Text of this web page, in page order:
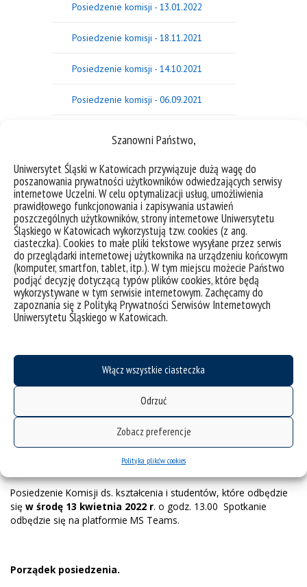
Szanowni Państwo,
Uniwersytet Śląski w Katowicach przywiązuje dużą wagę do
poszanowania prywatności użytkowników odwiedzających serwisy
internetowe Uczelni. W celu optymalizacji usług, umożliwienia
prawidłowego funkcjonowania i zapisywania ustawień
poszczególnych użytkowników, strony internetowe Uniwersytetu
Śląskiego w Katowicach wykorzystują tzw. cookies (z ang.
ciasteczka). Cookies to małe pliki tekstowe wysyłane przez serwis
do przeglądarki internetowej użytkownika na urządzeniu końcowym
(komputer, smartfon, tablet, itp.). W tym miejscu możecie Państwo
podjąć decyzję dotyczącą typów plików cookies, które będą
wykorzystywane w tym serwisie internetowym. Zachęcamy do
zapoznania się z Polityką Prywatności Serwisów Internetowych
Uniwersytetu Śląskiego w Katowicach.
Włącz wszystkie ciasteczka
Odrzuć
Zobacz preferencje
Polityka plików cookies
Posiedzenie Komisji ds.
kształcenia i studentów - 13
kwietnia 2022 r.
Posiedzenie Komisji ds. kształcenia i studentów, które odbędzie
się w środę 13 kwietnia 2022 r. o godz. 13.00 Spotkanie
odbędzie się na platformie MS Teams.
Porządek posiedzenia.
Posiedzenie komisji - 13.01.2022
Posiedzenie komisji - 18.11.2021
Posiedzenie komisji - 14.10.2021
Posiedzenie komisji - 06.09.2021
Posiedzenie komisji - 18.01.2021
Posiedzenie komisji - 19.04.2021
Posiedzenie komisji - 23.11.2020
Posiedzenie komisji - 15.03.2021
Posiedzenie komisji - 30.11.2020